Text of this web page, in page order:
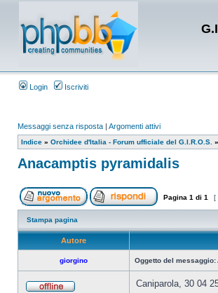
Login Iscriviti
Messaggi senza risposta | Argomenti attivi
Indice » Orchidee d'Italia - Forum ufficiale del G.I.R.O.S. »
Anacamptis pyramidalis
Pagina 1 di 1 [
Stampa pagina
Autore
giorgino Oggetto del messaggio:
Caniparola, 30 04